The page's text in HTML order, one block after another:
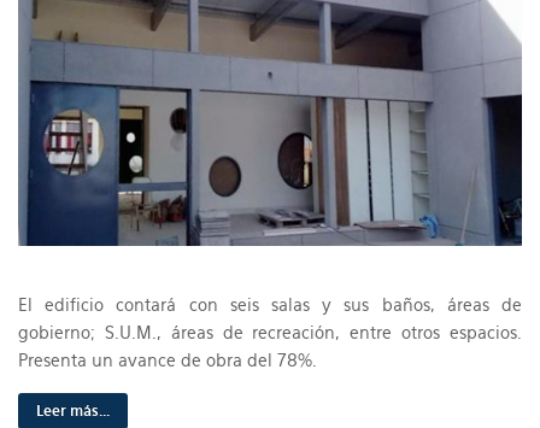
El edificio contará con seis salas y sus baños, áreas de
gobierno; S.U.M., áreas de recreación, entre otros espacios.
Presenta un avance de obra del 78%.
Leer más...